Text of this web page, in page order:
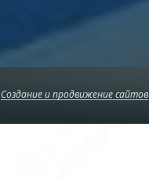
Создание и продвижение сайтов